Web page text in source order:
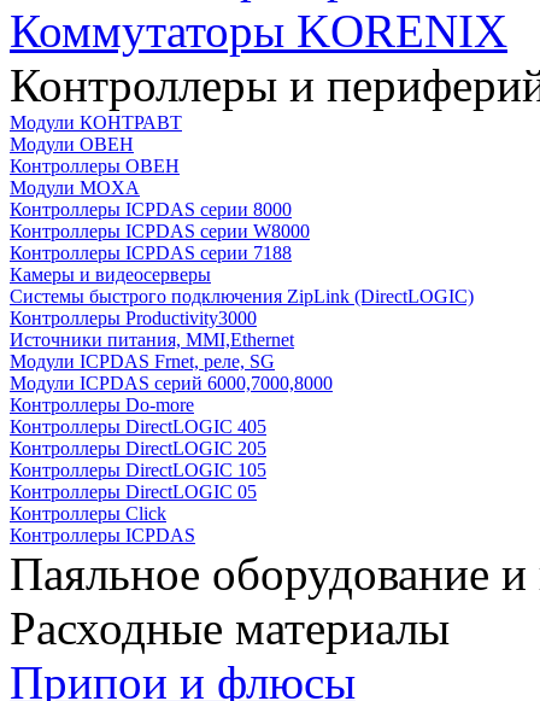
Коммутаторы KORENIX
Контроллеры и
Модули КОНТРАВТ
Модули ОВЕН
Контроллеры ОВЕН
Модули MOXA
Контроллеры ICPDAS серии 8000
Контроллеры ICPDAS серии W8000
Контроллеры ICPDAS серии 7188
Камеры и видеосерверы
Системы быстрого подключения ZipLink (DirectLOGIC)
Контроллеры Productivity3000
Источники питания, MMI,Ethernet
Модули ICPDAS Frnet, реле, SG
Модули ICPDAS серий 6000,7000,8000
Контроллеры Do-more
Контроллеры DirectLOGIC 405
Контроллеры DirectLOGIC 205
Контроллеры DirectLOGIC 105
Контроллеры DirectLOGIC 05
Контроллеры Click
Контроллеры ICPDAS
Паяльное оборудование
Расходные материалы
Припои и флюсы